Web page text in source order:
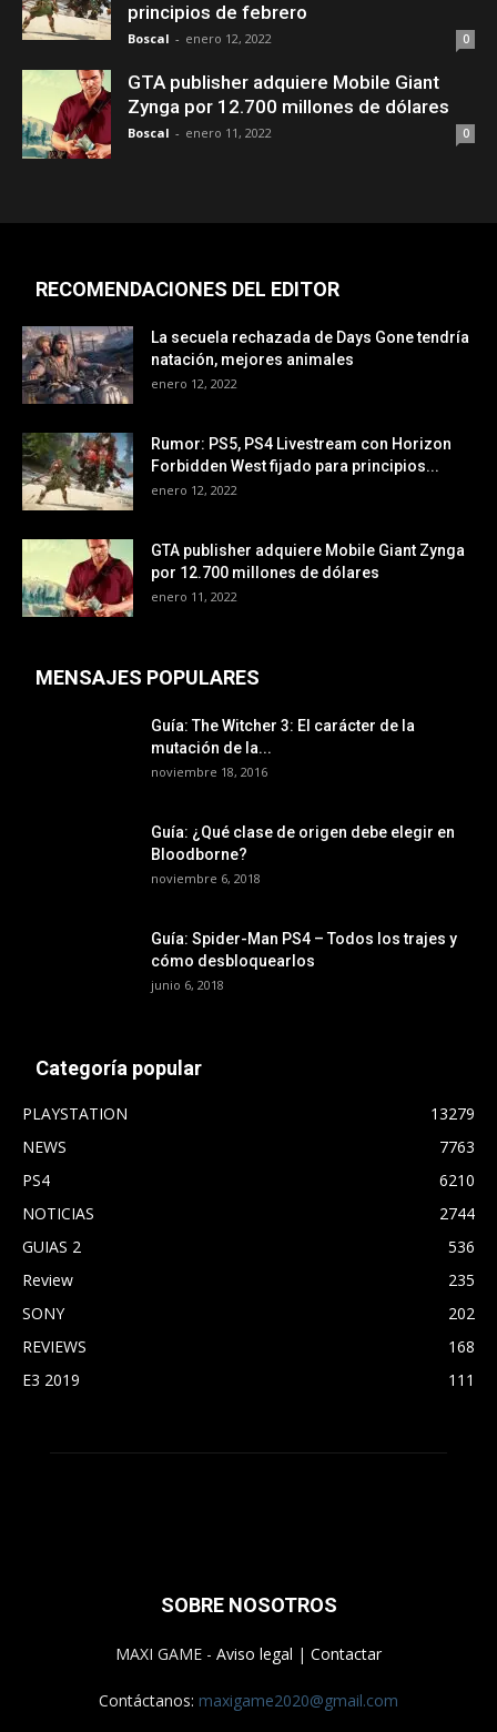
principios de febrero
Boscal - enero 12, 2022 0
GTA publisher adquiere Mobile Giant
Zynga por 12.700 millones de dólares
Boscal - enero 11, 2022 0
RECOMENDACIONES DEL EDITOR
La secuela rechazada de Days Gone tendría
natación, mejores animales
enero 12, 2022
Rumor: PS5, PS4 Livestream con Horizon
Forbidden West fijado para principios...
enero 12, 2022
GTA publisher adquiere Mobile Giant Zynga
por 12.700 millones de dólares
enero 11, 2022
MENSAJES POPULARES
Guía: The Witcher 3: El carácter de la
mutación de la...
noviembre 18, 2016
Guía: ¿Qué clase de origen debe elegir en
Bloodborne?
noviembre 6, 2018
Guía: Spider-Man PS4 – Todos los trajes y
cómo desbloquearlos
junio 6, 2018
Categoría popular
PLAYSTATION
13279
NEWS
7763
PS4
6210
NOTICIAS
2744
GUIAS 2
536
Review
235
SONY
202
REVIEWS
168
E3 2019
111
SOBRE NOSOTROS
MAXI GAME - Aviso legal | Contactar
Contáctanos: maxigame2020@gmail.com